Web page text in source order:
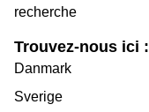
recherche
Trouvez-nous ici :
Danmark
Sverige